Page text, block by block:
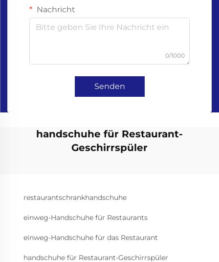
Nachricht
0/1000
Senden
handschuhe für Restaurant-
Geschirrspüler
restaurantschrankhandschuhe
einweg-Handschuhe für Restaurants
einweg-Handschuhe für das Restaurant
handschuhe für Restaurant-Geschirrspüler